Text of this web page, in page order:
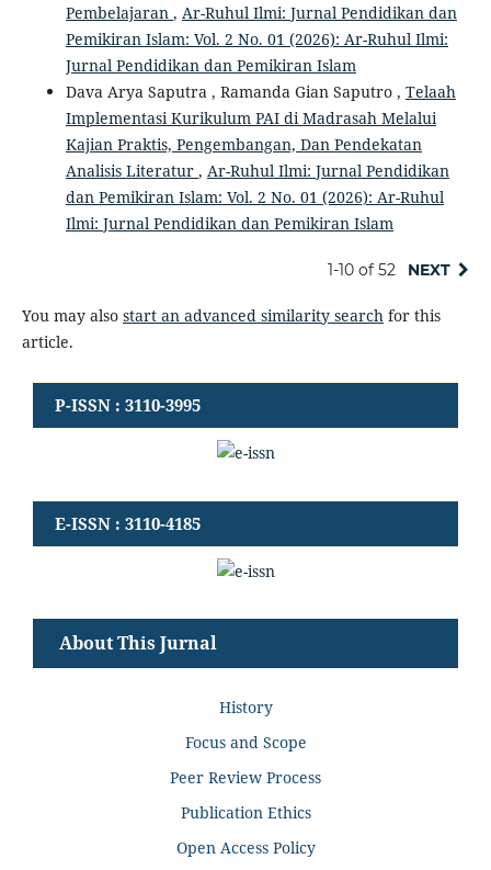
Pembelajaran , Ar-Ruhul Ilmi: Jurnal Pendidikan dan
Pemikiran Islam: Vol. 2 No. 01 (2026): Ar-Ruhul Ilmi:
Jurnal Pendidikan dan Pemikiran Islam
Dava Arya Saputra , Ramanda Gian Saputro , Telaah
Implementasi Kurikulum PAI di Madrasah Melalui
Kajian Praktis, Pengembangan, Dan Pendekatan
Analisis Literatur , Ar-Ruhul Ilmi: Jurnal Pendidikan
dan Pemikiran Islam: Vol. 2 No. 01 (2026): Ar-Ruhul
Ilmi: Jurnal Pendidikan dan Pemikiran Islam
1-10 of 52 NEXT
You may also start an advanced similarity search for this
article.
P-ISSN : 3110-3995
E-ISSN : 3110-4185
About This Jurnal
History
Focus and Scope
Peer Review Process
Publication Ethics
Open Access Policy